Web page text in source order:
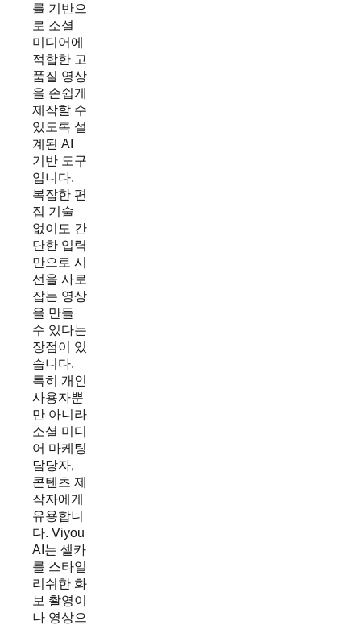
를 기반으
로 소셜
미디어에
적합한 고
품질 영상
을 손쉽게
제작할 수
있도록 설
계된 AI
기반 도구
입니다.
복잡한 편
집 기술
없이도 간
단한 입력
만으로 시
선을 사로
잡는 영상
을 만들
수 있다는
장점이 있
습니다.
특히 개인
사용자뿐
만 아니라
소셜 미디
어 마케팅
담당자,
콘텐츠 제
작자에게
유용합니
다. Viyou
AI는 셀카
를 스타일
리쉬한 화
보 촬영이
나 영상으